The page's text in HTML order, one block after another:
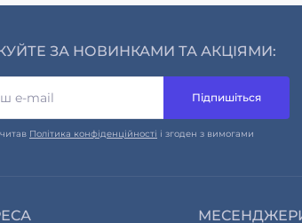
ЗА НОВИНКАМИ ТА АКЦІЯМИ:
Підпишіться
Політика конфіденційності і згоден з вимогами